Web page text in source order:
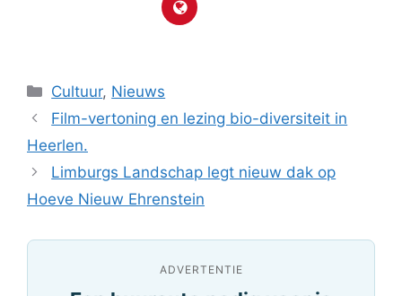
Categorieën
Cultuur, Nieuws
Film-vertoning en lezing bio-diversiteit in
Heerlen.
Limburgs Landschap legt nieuw dak op
Hoeve Nieuw Ehrenstein
ADVERTENTIE